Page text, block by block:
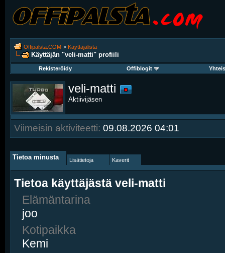
Offipalsta.COM > Käyttäjälista
Käyttäjän "veli-matti" profiili
Rekisteröidy Offiblogit
veli-matti
Aktiivijäsen
Viimeisin aktiviteetti: 09.08.2026 04:01
Tietoa minusta Lisätietoja Kaverit
Tietoa käyttäjästä veli-matti
Elämäntarina
joo
Kotipaikka
Kemi